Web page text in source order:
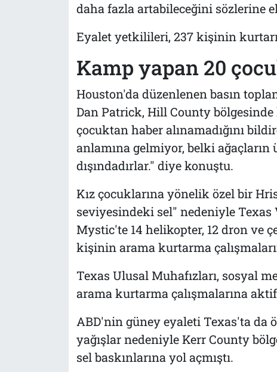
daha fazla artabileceğini sözlerine
Eyalet yetkilileri, 237 kişinin
Kamp yapan 20
Houston'da düzenlenen basın
Dan Patrick, Hill County
çocuktan haber alınamadığını
anlamına gelmiyor, belki ağaçların
dışındadırlar." diye konuştu.
Kız çocuklarına yönelik özel bir
seviyesindeki sel" nedeniyle Texas
Mystic'te 14 helikopter, 12 dron ve
kişinin arama kurtarma
Texas Ulusal Muhafızları, sosyal
arama kurtarma çalışmalarına
ABD'nin güney eyaleti Texas'ta da
yağışlar nedeniyle Kerr County
sel baskınlarına yol açmıştı.